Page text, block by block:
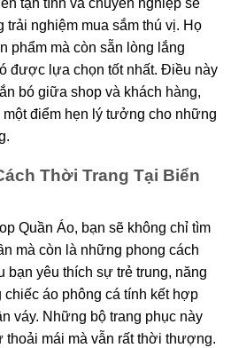
nghiệm mua sắm thú vị. Họ
phẩm mà còn sẵn lòng lắng
được lựa chọn tốt nhất. Điều này
bó giữa shop và khách hàng,
điểm hẹn lý tưởng cho những
Thời Trang Tại Biển
Quần Áo, bạn sẽ không chỉ tìm
mà còn là những phong cách
bạn yêu thích sự trẻ trung, năng
áo phông cá tính kết hợp
váy. Những bộ trang phục này
thoải mái mà vẫn rất thời thượng.